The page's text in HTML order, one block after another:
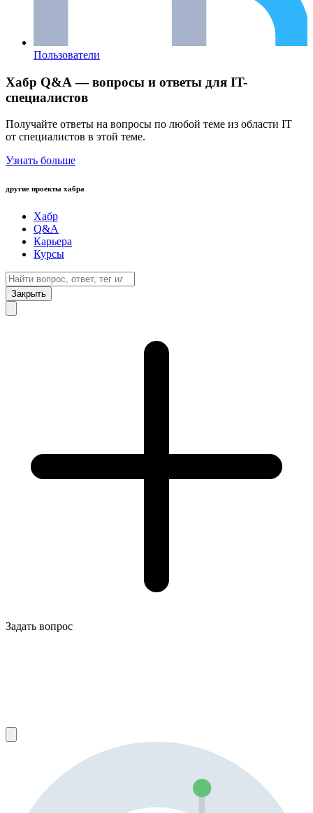
Пользователи
Хабр Q&A — вопросы и ответы для IT-
специалистов
Получайте ответы на вопросы по любой теме из области IT
от специалистов в этой теме.
Узнать больше
другие проекты хабра
Хабр
Q&A
Карьера
Курсы
Закрыть
Задать вопрос